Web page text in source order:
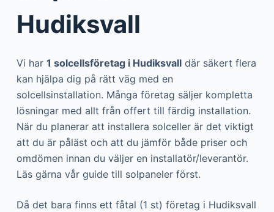
Hudiksvall
Vi har 1 solcellsföretag i Hudiksvalldär säkert flera
kan hjälpa dig på rätt väg med en
solcellsinstallation. Många företag säljer kompletta
lösningar med allt från offert till färdig installation.
När du planerar att installera solceller är det viktigt
att du är påläst och att du jämför både priser och
omdömen innan du väljer en installatör/leverantör.
Läs gärna vår guide till solpaneler först.
Då det bara finns ett fåtal (1 st) företag i Hudiksvall